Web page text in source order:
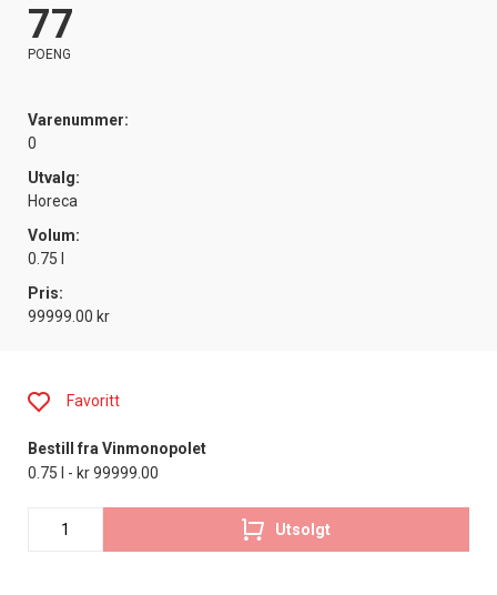
77
POENG
Varenummer:
0
Utvalg:
Horeca
Volum:
0.75 l
Pris:
99999.00 kr
Favoritt
Bestill fra Vinmonopolet
0.75 l - kr 99999.00
Utsolgt